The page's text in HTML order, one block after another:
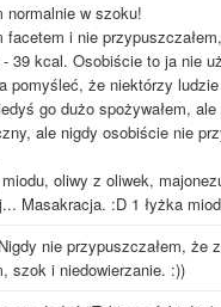
normalnie w szoku!
facetem i nie
- 39 kcal. Osobiście to ja nie
pomyśleć, że niektórzy
go dużo spożywałem,
ale nigdy osobiście nie
oliwy z oliwek,
Masakracja. :D 1 łyżka
nie przypuszczałem, że
szok i niedowierzanie. :))